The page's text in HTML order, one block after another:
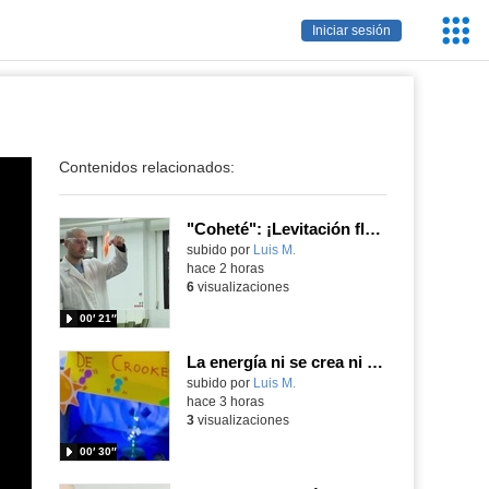
Iniciar sesión
Contenidos relacionados:
"Coheté": ¡Levitación flamígera!
Contenido educativo.
subido por Luis M.
00′ 21″
hace 2 horas
6visualizaciones
La energía ni se crea ni se destruye... ¡se experimenta! El Tierno en la Feria Madrid es Ciencia 2026
Contenido educativo.
subido por Luis M.
00′ 30″
hace 3 horas
3visualizaciones